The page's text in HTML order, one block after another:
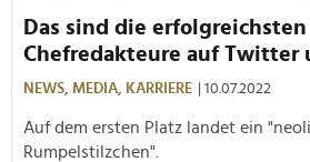
Das sind die
Chefredakteure auf Twitter
NEWS, MEDIA, KARRIERE | 10.07.2022
Auf dem ersten Platz landet ein
Rumpelstilzchen".